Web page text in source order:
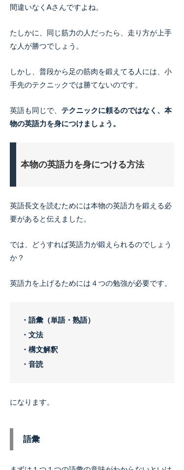
間違いなくAさんですよね。
たしかに、同じ筋力の人だったら、走り方が上手
な人が勝つでしょう。
しかし、普段から足の筋肉を鍛えてる人には、小
手先のテクニックでは勝てないのです。
英語も同じで、 テクニックに頼るのではなく、本
物の英語力を身につけましょう。
本物の英語力を身につける方法
英語長文を読むためには本物の英語力を鍛える必
要があると伝えました。
では、どうすれば英語力が鍛えられるのでしょう
か？
英語力を上げるためには４つの勉強が必要です。
・語彙（単語・熟語）
・文法
・構文解釈
・音読
になります。
語彙